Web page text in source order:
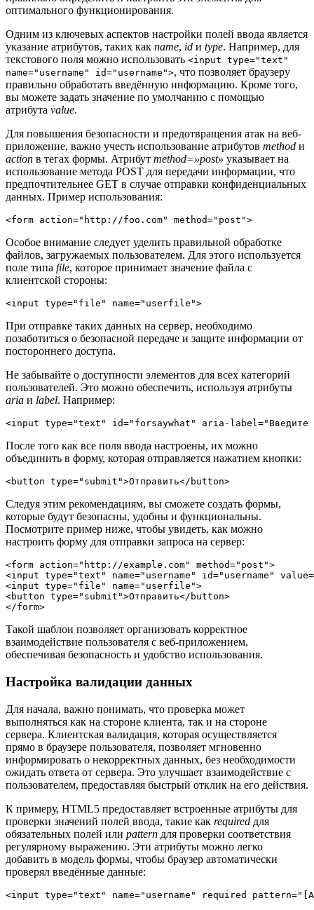
оптимального функционирования.
Одним из ключевых аспектов настройки полей ввода является
указание атрибутов, таких как name, id и type. Например, для
текстового поля можно использовать <input type="text"
name="username" id="username">, что позволяет браузеру
правильно обработать введённую информацию. Кроме того,
вы можете задать значение по умолчанию с помощью
атрибута value.
Для повышения безопасности и предотвращения атак на веб-
приложение, важно учесть использование атрибутов method и
action в тегах формы. Атрибут method=»post» указывает на
использование метода POST для передачи информации, что
предпочтительнее GET в случае отправки конфиденциальных
данных. Пример использования:
<form action="http://foo.com" method="post">
Особое внимание следует уделить правильной обработке
файлов, загружаемых пользователем. Для этого используется
поле типа file, которое принимает значение файла с
клиентской стороны:
<input type="file" name="userfile">
При отправке таких данных на сервер, необходимо
позаботиться о безопасной передаче и защите информации от
постороннего доступа.
Не забывайте о доступности элементов для всех категорий
пользователей. Это можно обеспечить, используя атрибуты
aria и label. Например:
<input type="text" id="forsaywhat" aria-label="Введите
После того как все поля ввода настроены, их можно
объединить в форму, которая отправляется нажатием кнопки:
<button type="submit">Отправить</button>
Следуя этим рекомендациям, вы сможете создать формы,
которые будут безопасны, удобны и функциональны.
Посмотрите пример ниже, чтобы увидеть, как можно
настроить форму для отправки запроса на сервер:
<form action="http://example.com" method="post">
<input type="text" name="username" id="username"
<input type="file" name="userfile">
<button type="submit">Отправить</button>
</form>
Такой шаблон позволяет организовать корректное
взаимодействие пользователя с веб-приложением,
обеспечивая безопасность и удобство использования.
Настройка валидации данных
Для начала, важно понимать, что проверка может
выполняться как на стороне клиента, так и на стороне
сервера. Клиентская валидация, которая осуществляется
прямо в браузере пользователя, позволяет мгновенно
информировать о некорректных данных, без необходимости
ожидать ответа от сервера. Это улучшает взаимодействие с
пользователем, предоставляя быстрый отклик на его действия.
К примеру, HTML5 предоставляет встроенные атрибуты для
проверки значений полей ввода, такие как required для
обязательных полей или pattern для проверки соответствия
регулярному выражению. Эти атрибуты можно легко
добавить в модель формы, чтобы браузер автоматически
проверял введённые данные:
<input type="text" name="username" required